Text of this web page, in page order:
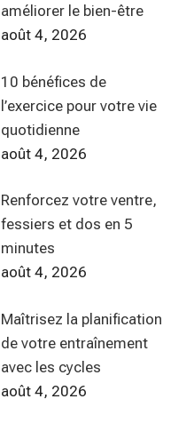
améliorer le bien-être
août 4, 2026
10 bénéfices de
l’exercice pour votre vie
quotidienne
août 4, 2026
Renforcez votre ventre,
fessiers et dos en 5
minutes
août 4, 2026
Maîtrisez la planification
de votre entraînement
avec les cycles
août 4, 2026